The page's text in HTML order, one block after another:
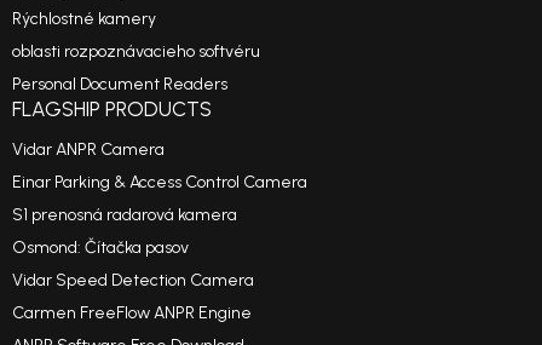
Rýchlostné kamery
oblasti rozpoznávacieho softvéru
Personal Document Readers
FLAGSHIP PRODUCTS
Vidar ANPR Camera
Einar Parking & Access Control Camera
S1 prenosná radarová kamera
Osmond: Čítačka pasov
Vidar Speed Detection Camera
Carmen FreeFlow ANPR Engine